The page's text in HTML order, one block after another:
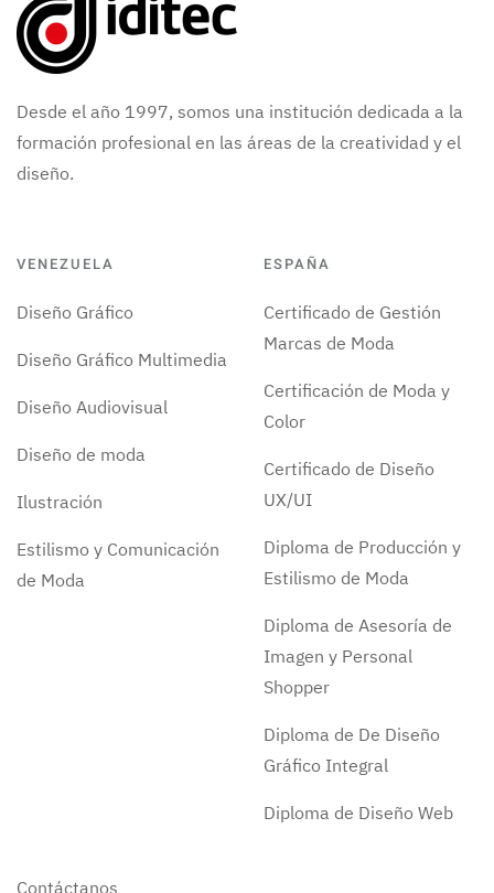
Desde el año 1997, somos una institución dedicada a la
formación profesional en las áreas de la creatividad y el
diseño.
VENEZUELA
Diseño Gráfico
Diseño Gráfico Multimedia
Diseño Audiovisual
Diseño de moda
Ilustración
Estilismo y Comunicación
de Moda
ESPAÑA
Certificado de Gestión
Marcas de Moda
Certificación de Moda y
Color
Certificado de Diseño
UX/UI
Diploma de Producción y
Estilismo de Moda
Diploma de Asesoría de
Imagen y Personal
Shopper
Diploma de De Diseño
Gráfico Integral
Diploma de Diseño Web
Contáctanos